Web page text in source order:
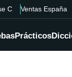
C Ventas España
Prácticos